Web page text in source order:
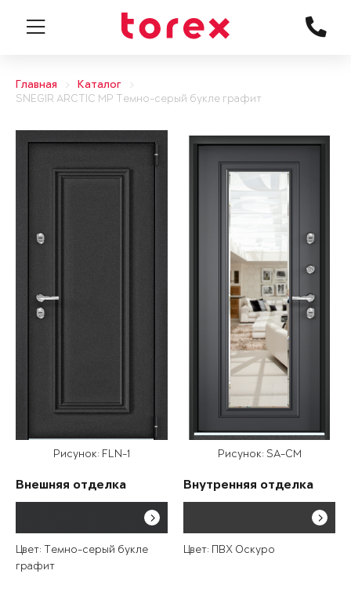
Главная
Каталог
SNEGIR ARCTIC MP Темно-серый букле графит
Рисунок: FLN-1
Внешняя отделка
Цвет: Темно-серый букле
графит
Рисунок: SA-CM
Внутренняя отделка
Цвет: ПВХ Оскуро